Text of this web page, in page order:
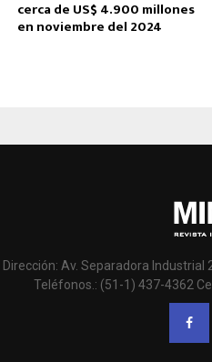
cerca de US$ 4.900 millones
en noviembre del 2024
Dirección: Av. Separadora
Teléfonos.: (51-1) 437-4362